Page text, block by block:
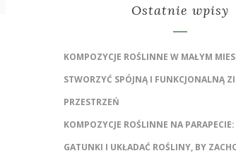
Ostatnie wpisy
KOMPOZYCJE ROŚLINNE W MAŁYM
STWORZYĆ SPÓJNĄ I FUNKCJONALNĄ
PRZESTRZEŃ
KOMPOZYCJE ROŚLINNE NA PARAPECIE:
GATUNKI I UKŁADAĆ ROŚLINY, BY